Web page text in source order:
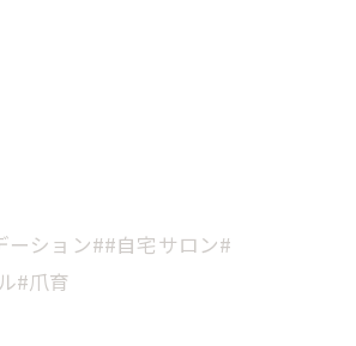
ション##自宅サロン#
#爪育